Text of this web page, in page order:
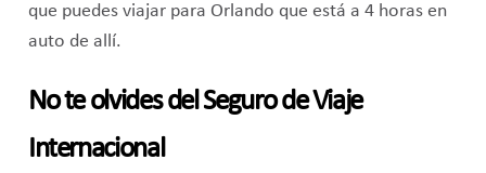
que puedes viajar para Orlando que está a 4 horas en
auto de allí.
No te olvides del Seguro de Viaje
Internacional